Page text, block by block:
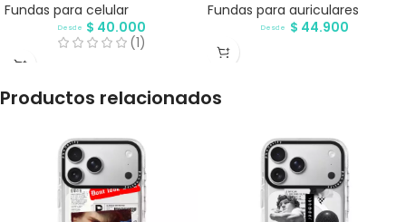
Fundas para celular
Desde $ 40.000
(1)
Fundas para auriculares
Desde $ 44.900
Productos relacionados